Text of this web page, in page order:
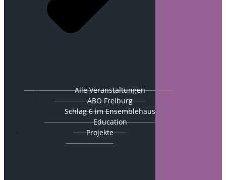
Alle Veranstaltungen
ABO Freiburg
Schlag 6 im Ensemblehaus
Education
Projekte